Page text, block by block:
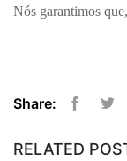
Nós garantimos
Share:
RELATED